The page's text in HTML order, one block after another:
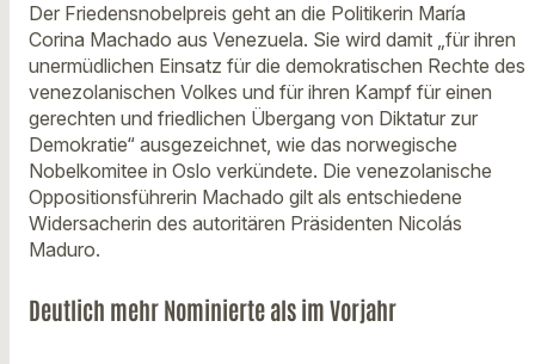
Der Friedensnobelpreis geht an die Politikerin María
Corina Machado aus Venezuela. Sie wird damit „für ihren
unermüdlichen Einsatz für die demokratischen Rechte des
venezolanischen Volkes und für ihren Kampf für einen
gerechten und friedlichen Übergang von Diktatur zur
Demokratie“ ausgezeichnet, wie das norwegische
Nobelkomitee in Oslo verkündete. Die venezolanische
Oppositionsführerin Machado gilt als entschiedene
Widersacherin des autoritären Präsidenten Nicolás
Maduro.
Deutlich mehr Nominierte als im Vorjahr